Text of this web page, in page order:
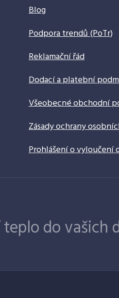
Blog
Podpora trendů (PoTr)
Reklamační řád
Dodací a platební
Všeobecné obchodní
Zásady ochrany
Prohlášení o vyloučení
do vašich